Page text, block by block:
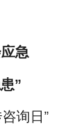
急
”
询日”